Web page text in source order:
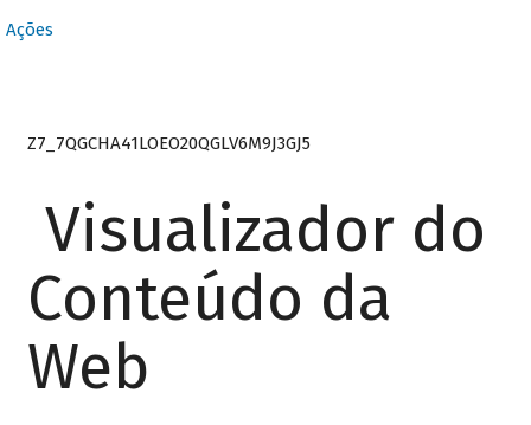
Ações
Z7_7QGCHA41LOEO20QGLV6M9J3GJ5
Visualizador do
Conteúdo da
Web